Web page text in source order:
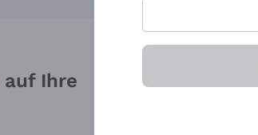
auf Ihre
Die Firma